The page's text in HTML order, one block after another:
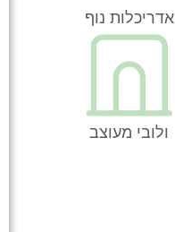
אדריכלות נוף
ולובי מעוצב